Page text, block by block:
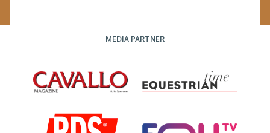
MEDIA PARTNER